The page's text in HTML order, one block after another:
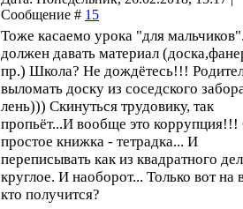
Сообщение # 15
Тоже касаемо урока "для
должен давать материал
пр.) Школа? Не дождётесь!!!
выломать доску из соседского
лень))) Скинуться трудовику, так
пропьёт...И вообще это
простое книжка - тетрадка... И
переписывать как из квадратного
круглое. И наоборот... Только вот на
кто получится?